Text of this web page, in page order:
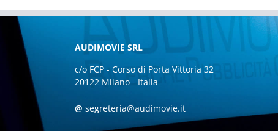
AUDIMOVIE SRL
c/o FCP - Corso di Porta Vittoria 32
20122 Milano - Italia
@ segreteria@audimovie.it